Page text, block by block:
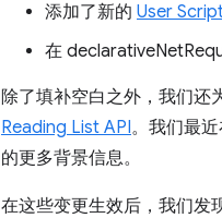
添加了新的 User
在
除了填补空白之外，我们还
Reading List API。我们最
的更多背景信息。
在这些变更生效后，我们发